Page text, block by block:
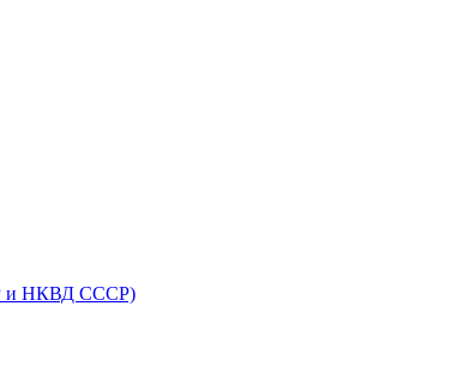
и НКВД СССР)